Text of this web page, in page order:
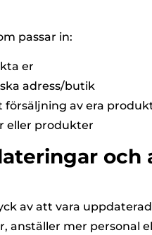
passar in:
er
adress/butik
försäljning av era
eller produkter
och
av att vara
anställer mer personal